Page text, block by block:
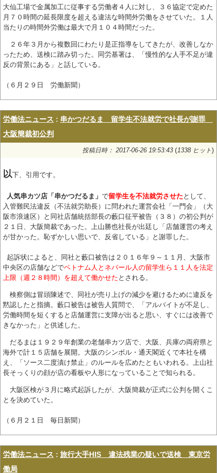
大仙工場で金属加工に従事する労働者４人に対し、３６協定で定めた
月７０時間の延長限度を超える違法な時間外労働をさせていた。１人
当たりの時間外労働は最大で月１０４時間だった。
２６年３月から複数回にわたり是正指導をしてきたが、改善しなか
ったため、送検に踏み切った。同労基署は、「慢性的な人手不足が違
反の背景にある」と話している。
（６月２９日 労働新聞）
労働法ニュース : 串かつだるま 留学生不法就労で社長が謝罪
大阪簡裁初公判
投稿日時： 2017-06-26 19:53:43 (1338 ヒット)
以下、引用です。
人気串カツ店「串かつだるま」 で留学生を不法就労させたとして、
入管難民法違反（不法就労助長）に問われた運営会社「一門会」（大
阪市浪速区）と同社店舗統括部長の藪口征平被告（３８）の初公判が
２１日、大阪簡裁であった。上山勝也社長が出廷し「店舗運営の考え
が甘かった。恥ずかしい思いで、反省している」と謝罪した。
起訴状によると、同社と藪口被告は２０１６年９～１１月、大阪市
中央区の店舗などでベトナム人とネパール人の留学生ら１１人を法定
上限（週２８時間）を超えて働かせたとされる。
検察側は冒頭陳述で、同社が売り上げの減少を避けるために違反を
黙認したと指摘。藪口被告は被告人質問で、「アルバイトが不足し、
労働時間を短くすると店舗運営に支障が出ると思い、すぐには改善で
きなかった」と供述した。
だるまは１９２９年創業の老舗串カツ店で、大阪、兵庫の両府県と
海外で計１５店舗を展開。大阪のシンボル・通天閣近くで本社を構
え、「ソース二度漬け禁止」のルールを広めたともいわれる。上山社
長そっくりの顔が店の看板や人形になっていることで知られる。
大阪区検が３月に略式起訴したが、大阪簡裁が正式に公判を開くこ
とを決めていた。
（６月２１日 毎日新聞）
労働法ニュース : 旅行大手HIS 違法残業の疑いで送検 東京労
働局